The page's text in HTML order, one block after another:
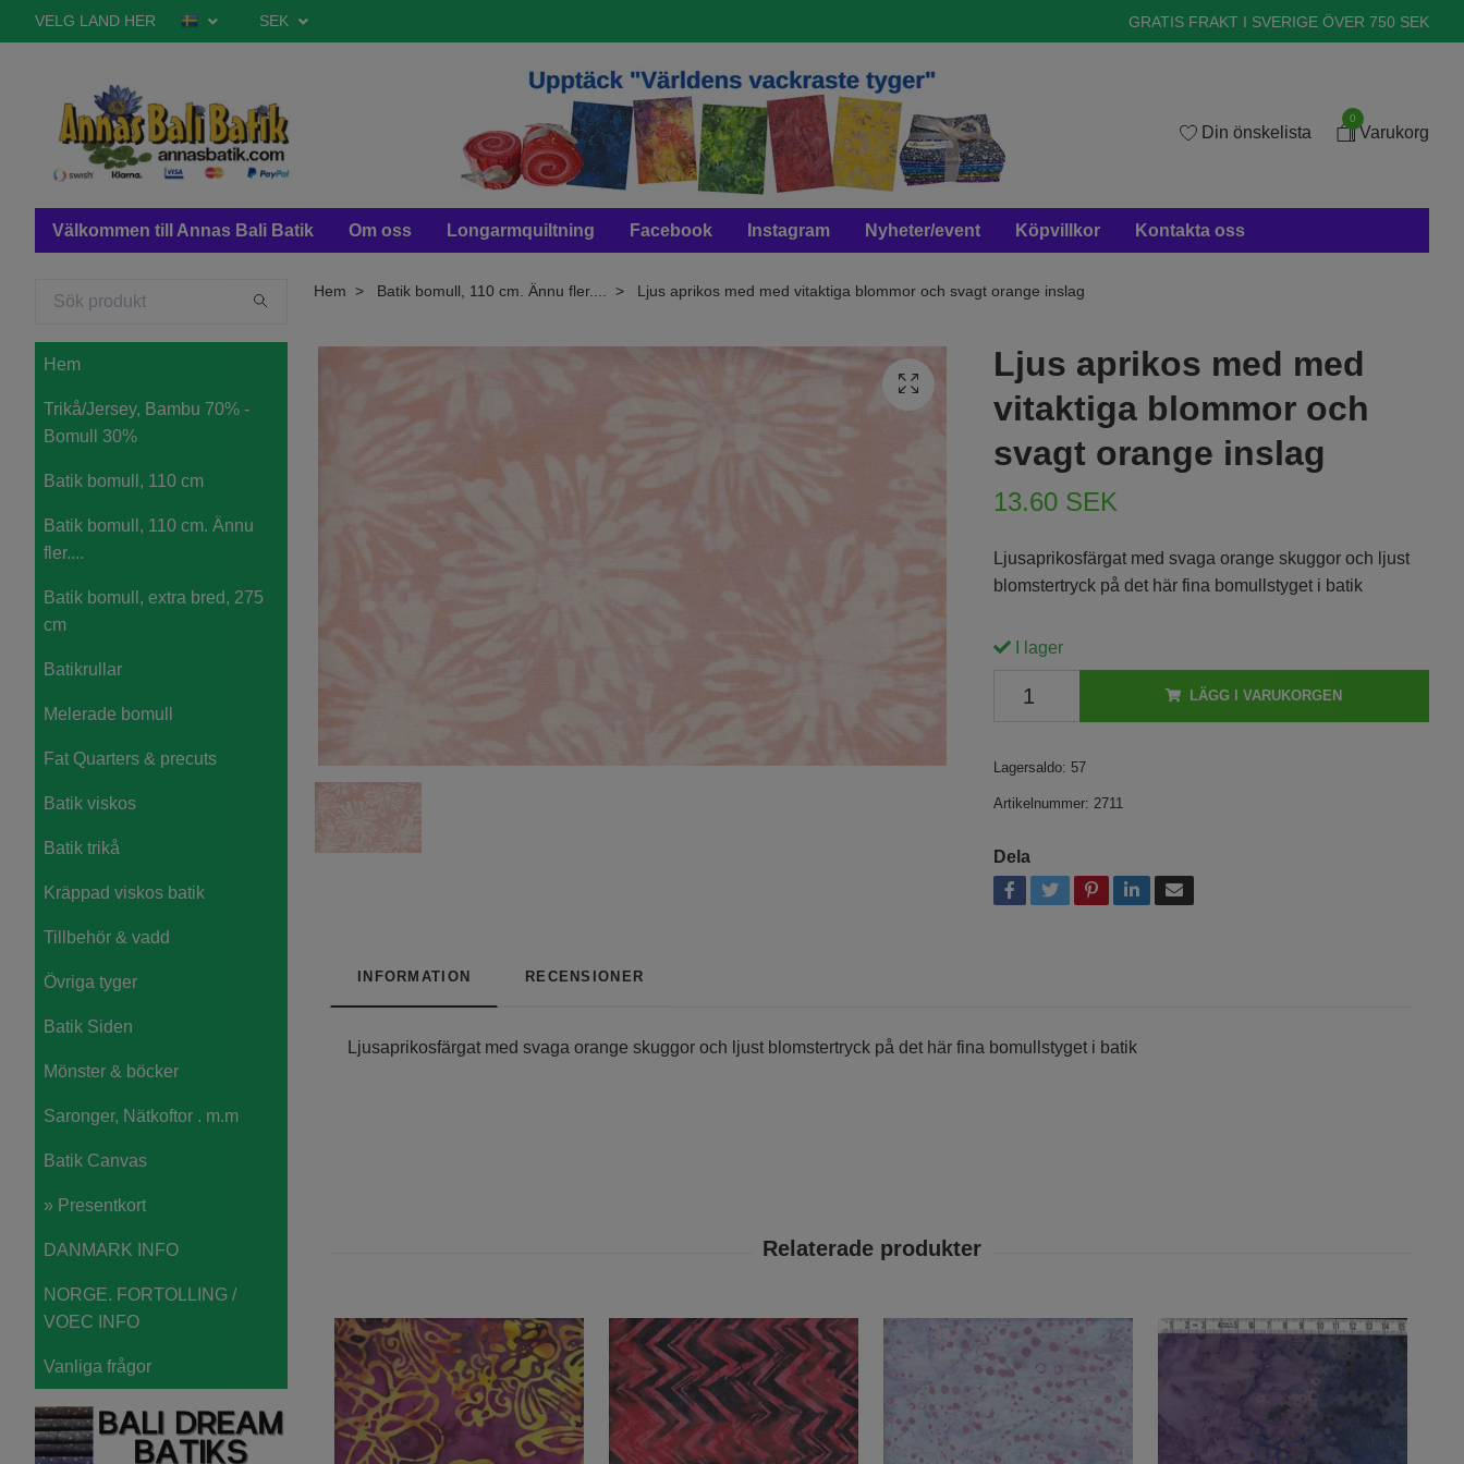
VELG LAND HER SEK GRATIS FRAKT I SVERIGE ÖVER 750 SEK
Din önskelista
0
Varukorg
Välkommen till Annas Bali Batik Om oss Longarmquiltning Facebook Instagram Nyheter/event Köpvillkor Kontakta oss
Hem
Trikå/Jersey, Bambu 70% -
Bomull 30%
Batik bomull, 110 cm
Batik bomull, 110 cm. Ännu
fler....
Batik bomull, extra bred, 275
cm
Batikrullar
Melerade bomull
Fat Quarters & precuts
Batik viskos
Batik trikå
Kräppad viskos batik
Tillbehör & vadd
Övriga tyger
Batik Siden
Mönster & böcker
Saronger, Nätkoftor . m.m
Batik Canvas
» Presentkort
DANMARK INFO
NORGE. FORTOLLING /
VOEC INFO
Vanliga frågor
Hem Batik bomull, 110 cm. Ännu fler.... Ljus aprikos med med vitaktiga blommor och svagt orange inslag
Ljus aprikos med med
vitaktiga blommor och
svagt orange inslag
13.60 SEK
Ljusaprikosfärgat med svaga orange skuggor och ljust
blomstertryck på det här fina bomullstyget i batik
I lager
LÄGG I VARUKORGEN
Lagersaldo: 57
Artikelnummer: 2711
Dela
INFORMATION RECENSIONER
Ljusaprikosfärgat med svaga orange skuggor och ljust blomstertryck på det här fina bomullstyget i batik